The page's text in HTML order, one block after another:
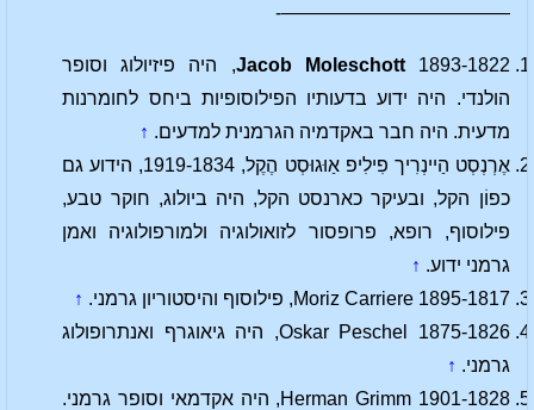
————————————-
Jacob Moleschott1893-1822, היה פיזיולוג וסופר
הולנדי. היה ידוע בדעותיו הפילוסופיות ביחס לחומרנות
מדעית. היה חבר באקדמיה הגרמנית למדעים. ↑
אֶרְנְסְט הַיינְרִיך פִילִיפ אַוּגוּסְט הֶקֶל, 1919-1834, הידוע גם
כפוֹן הקל, ובעיקר כארנסט הקל, היה ביולוג, חוקר טבע,
פילוסוף, רופא, פרופסור לזואולוגיה ולמורפולוגיה ואמן
גרמני ידוע. ↑
Moriz Carriere 1895-1817, פילוסוף והיסטוריון גרמני.
↑
Oskar Peschel 1875-1826, היה גיאוגרף ואנתרופולוג
גרמני. ↑
Herman Grimm 1901-1828, היה אקדמאי וסופר גרמני.